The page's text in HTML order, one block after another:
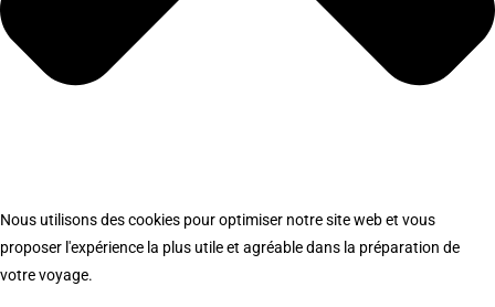
Nous utilisons des cookies pour optimiser notre site web et vous
proposer l'expérience la plus utile et agréable dans la préparation de
votre voyage.